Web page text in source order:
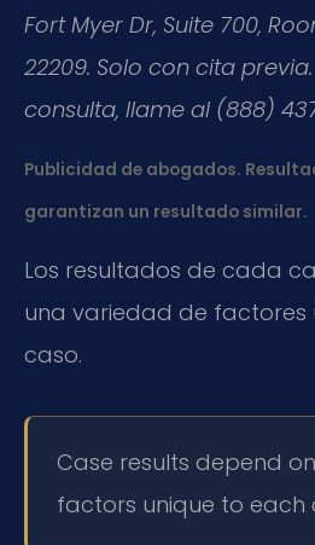
Fort Myer Dr, Suite 700,
22209. Solo con cita
consulta, llame al (888)
Publicidad de abogados.
garantizan un resultado similar.
Los resultados de cada
una variedad de factores
caso.
Case results depend
factors unique to each